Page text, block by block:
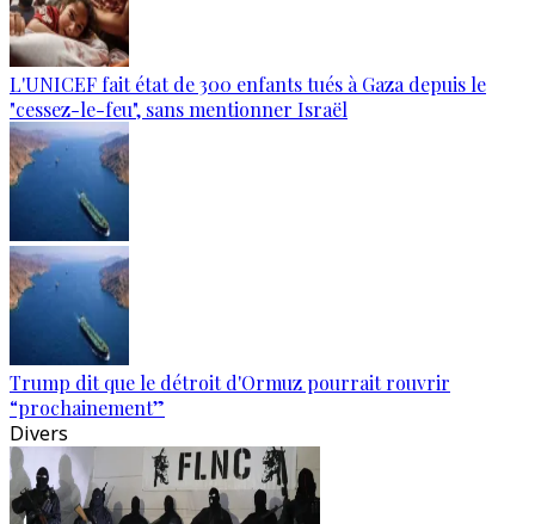
L'UNICEF fait état de 300 enfants tués à Gaza depuis le
"cessez-le-feu", sans mentionner Israël
Trump dit que le détroit d'Ormuz pourrait rouvrir
“prochainement”
Divers